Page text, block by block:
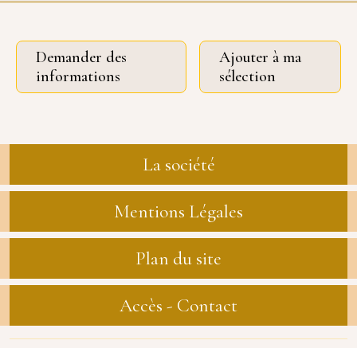
Demander des
informations
Ajouter à ma
sélection
La société
Mentions Légales
Plan du site
Accès - Contact